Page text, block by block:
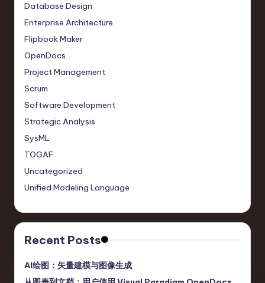
Database Design
Enterprise Architecture
Flipbook Maker
OpenDocs
Project Management
Scrum
Software Development
Strategic Analysis
SysML
TOGAF
Uncategorized
Unified Modeling Language
Recent Posts
AI绘图：矢量建模与图像生成